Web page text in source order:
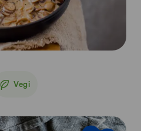
Vegi
Vegetarisch